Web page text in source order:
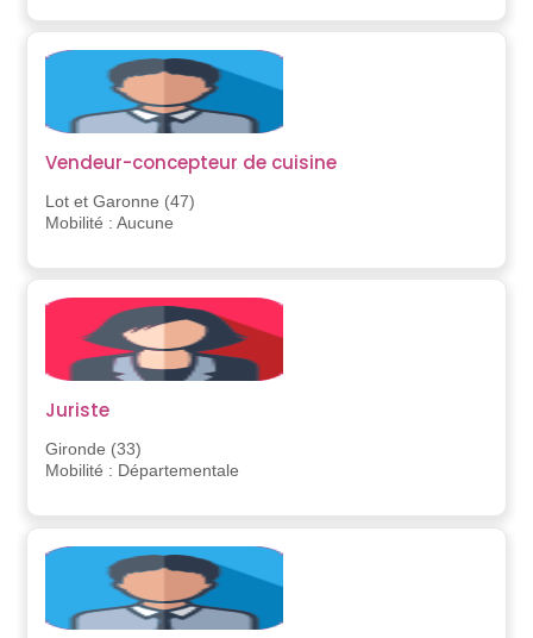
Vendeur-concepteur de cuisine
Lot et Garonne (47)
Mobilité : Aucune
Juriste
Gironde (33)
Mobilité : Départementale